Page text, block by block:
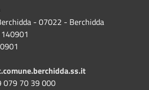
- 07022 - Berchidda
079 70 39 000